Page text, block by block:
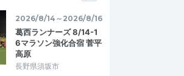
2026/8/14～2026/8/16
葛西ランナーズ 8/14-1
6マラソン強化合宿 菅平
高原
長野県須坂市